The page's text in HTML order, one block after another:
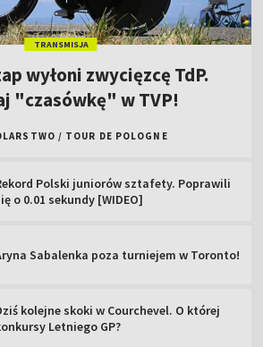
TRANSMISJA
wyłoni zwycięzcę TdP.
"czasówkę" w TVP!
/ TOUR DE POLOGNE
Polski juniorów sztafety. Poprawili
o 0.01 sekundy [WIDEO]
Sabalenka poza turniejem w Toronto!
kolejne skoki w Courchevel. O której
Letniego GP?